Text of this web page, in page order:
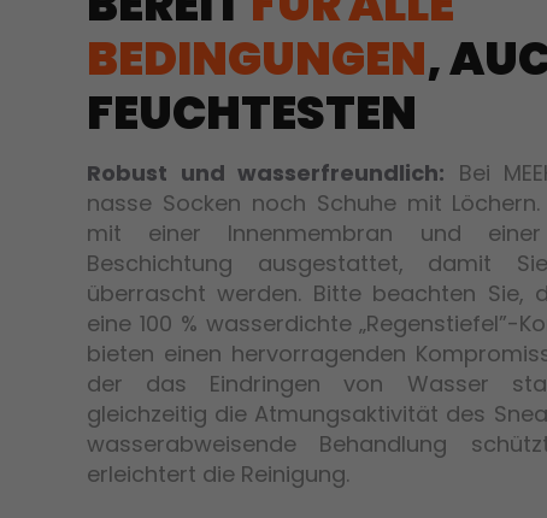
BEDINGUNGEN,
FEUCHTESTEN
Robust und wasserfreundlich: Bei
nasse Socken noch Schuhe mit
mit einer Innenmembran und einer
Beschichtung ausgestattet, damit
überrascht werden. Bitte beachten Sie,
eine 100 % wasserdichte „Regenstiefel”-
bieten einen hervorragenden
der das Eindringen von Wasser
gleichzeitig die Atmungsaktivität des
wasserabweisende Behandlung
erleichtert die Reinigung.